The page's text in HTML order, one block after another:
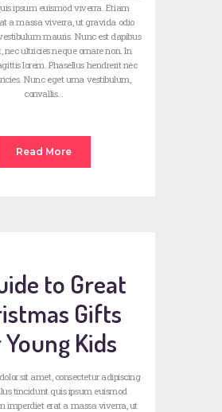
ipsum euismod viverra. Etiam
a massa viverra, ut gravida odio
mauris. Nunc est dapibus
nec ultricies neque ornare non. In
lorem. Phasellus hendrerit nec
Nunc eget urna vestibulum,
convallis…
Read More
to Great
Gifts
Kids
sit amet, consectetur adipiscing
tincidunt quis ipsum euismod
imperdiet erat a massa viverra, ut